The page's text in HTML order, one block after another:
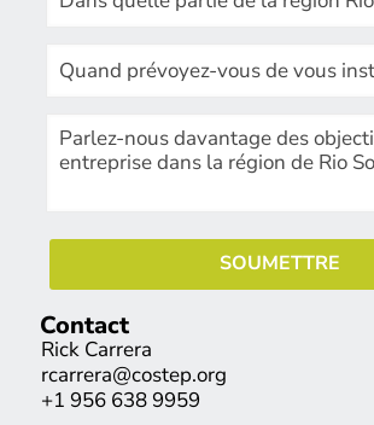
Contact
Rick Carrera
rcarrera@costep.org
+1 956 638 9959